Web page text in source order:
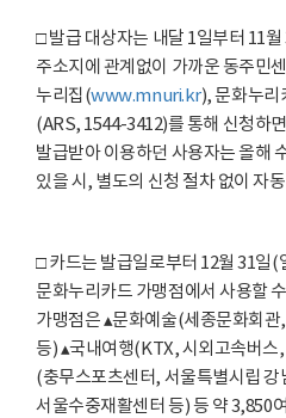
□ 발급 대상자는 내달 1일부터 11
주소지에 관계없이 가까운 동주민
누리집(www.mnuri.kr), 문화누리
(ARS, 1544-3412)를 통해 신청하
발급받아 이용하던 사용자는 올해
있을 시, 별도의 신청 절차 없이 자
□ 카드는 발급일로부터 12월 31일(
문화누리카드 가맹점에서 사용할
가맹점은 ▴문화예술(세종문화회
등) ▴국내여행(KTX, 시외고속버스
(충무스포츠센터, 서울특별시립
서울수중재활센터 등) 등 약 3,850